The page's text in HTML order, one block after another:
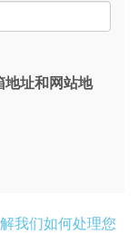
地址和网站地
我们如何处理您